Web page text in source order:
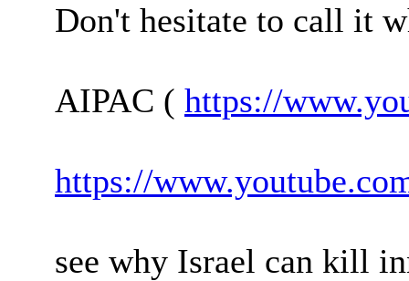
Don't hesitate to call it
AIPAC ( https://
https://
see why Israel can kill